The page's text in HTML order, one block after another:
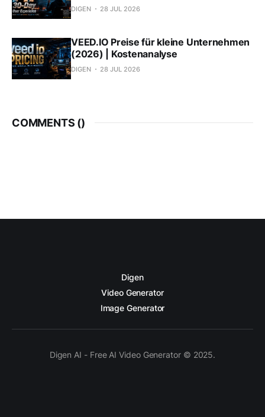
DIGEN 28 JUL 2026
VEED.IO Preise für kleine Unternehmen
(2026) | Kostenanalyse
DIGEN 28 JUL 2026
COMMENTS ()
Digen
Video Generator
Image Generator
Digen AI - Free AI Video Generator © 2025.